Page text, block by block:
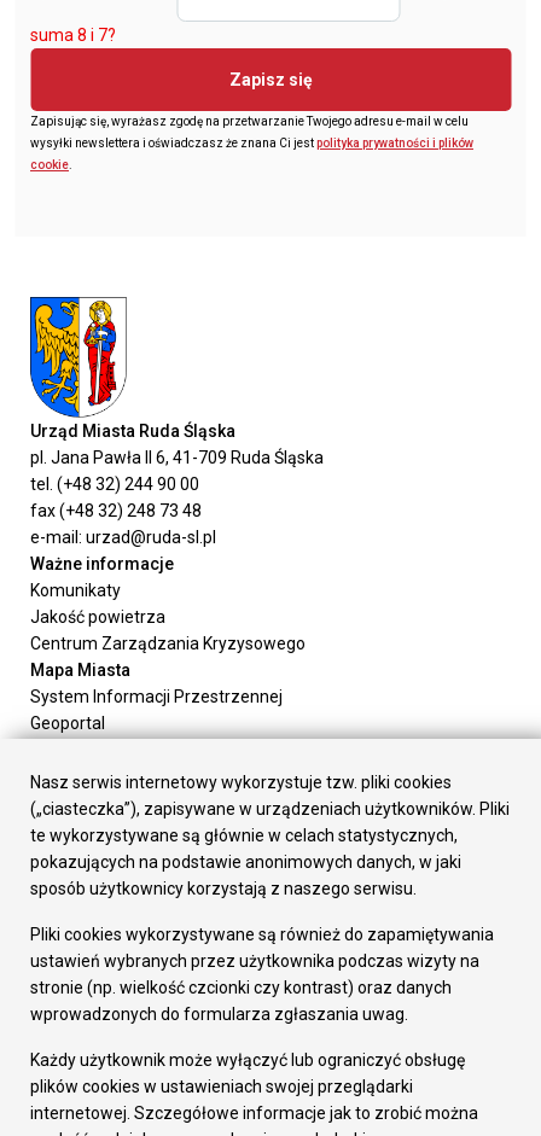
suma 8 i 7?
Zapisz się
Zapisując się, wyrażasz zgodę na przetwarzanie Twojego adresu e-mail w celu
wysyłki newslettera i oświadczasz że znana Ci jestpolityka prywatności i plików
cookie
Urząd Miasta Ruda Śląska
pl. Jana Pawła II 6, 41-709 Ruda Śląska
tel. (+48 32) 244 90 00
fax (+48 32) 248 73 48
e-mail: urzad@ruda-sl.pl
Ważne informacje
Komunikaty
Jakość powietrza
Centrum Zarządzania Kryzysowego
Mapa Miasta
System Informacji Przestrzennej
Geoportal
Załatw sprawę
Prezydent Miasta
Rada Miasta
Wydziały
Elektroniczna Skrzynka Podawcza
Gospodarka
Fundusze europejskie
Środki krajowe
Oferty inwestycyjne
Pozostałe
Deklaracja dostępności
Dane osobowe
Nasz serwis internetowy wykorzystuje tzw. pliki cookies
(„ciasteczka”), zapisywane w urządzeniach użytkowników. Pliki
te wykorzystywane są głównie w celach statystycznych,
pokazujących na podstawie anonimowych danych, w jaki
sposób użytkownicy korzystają z naszego serwisu.
Pliki cookies wykorzystywane są również do zapamiętywania
ustawień wybranych przez użytkownika podczas wizyty na
stronie (np. wielkość czcionki czy kontrast) oraz danych
wprowadzonych do formularza zgłaszania uwag.
Każdy użytkownik może wyłączyć lub ograniczyć obsługę
plików cookies w ustawieniach swojej przeglądarki
internetowej. Szczegółowe informacje jak to zrobić można